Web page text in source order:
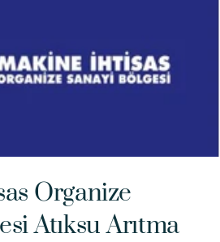
Organize
Atıksu Arıtma